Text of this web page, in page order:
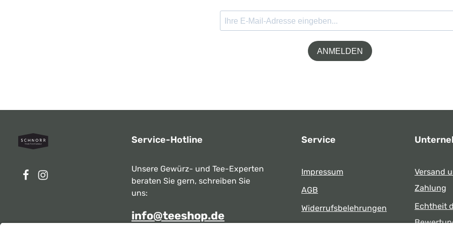
ANMELDEN
Service-Hotline
Unsere Gewürz- und Tee-Experten
beraten Sie gern, schreiben Sie
uns:
info@teeshop.de
Service
Impressum
AGB
Widerrufsbelehrungen
Versand
Zahlung
Echtheit